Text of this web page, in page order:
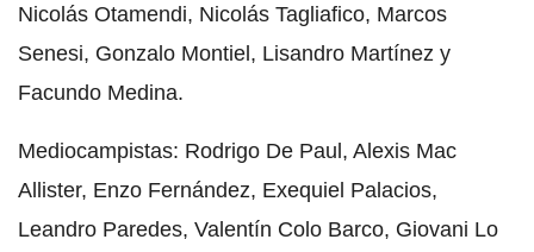
Nicolás Otamendi, Nicolás Tagliafico, Marcos
Senesi, Gonzalo Montiel, Lisandro Martínez y
Facundo Medina.
Mediocampistas: Rodrigo De Paul, Alexis Mac
Allister, Enzo Fernández, Exequiel Palacios,
Leandro Paredes, Valentín Colo Barco, Giovani Lo